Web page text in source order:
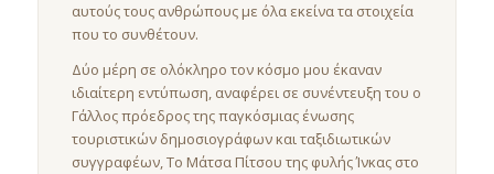
αυτούς τους ανθρώπους με όλα εκείνα τα στοιχεία
που το συνθέτουν.
Δύο μέρη σε ολόκληρο τον κόσμο μου έκαναν
ιδιαίτερη εντύπωση, αναφέρει σε συνέντευξη του ο
Γάλλος πρόεδρος της παγκόσμιας ένωσης
τουριστικών δημοσιογράφων και ταξιδιωτικών
συγγραφέων, Το Μάτσα Πίτσου της φυλής Ίνκας στο